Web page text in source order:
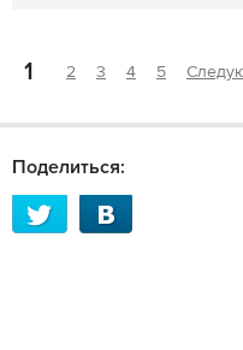
1 2 3 4 5
Поделиться: